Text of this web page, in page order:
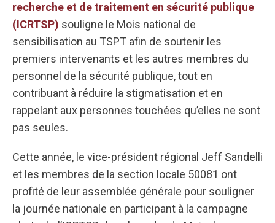
recherche et de traitement en sécurité publique
(ICRTSP) souligne le Mois national de
sensibilisation au TSPT afin de soutenir les
premiers intervenants et les autres membres du
personnel de la sécurité publique, tout en
contribuant à réduire la stigmatisation et en
rappelant aux personnes touchées qu’elles ne sont
pas seules.
Cette année, le vice-président régional Jeff Sandelli
et les membres de la section locale 50081 ont
profité de leur assemblée générale pour souligner
la journée nationale en participant à la campagne